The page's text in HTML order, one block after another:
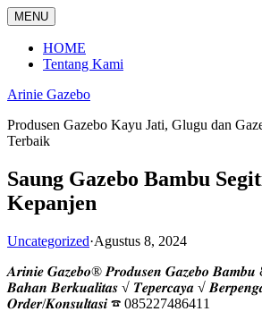
Langsung
ke
konten
MENU
HOME
Tentang Kami
Arinie Gazebo
Produsen Gazebo Kayu Jati, Glugu dan
Terbaik
Saung Gazebo Bambu
Kepanjen
Uncategorized·Agustus 8, 2024
𝑨𝒓𝒊𝒏𝒊𝒆 𝑮𝒂𝒛𝒆𝒃𝒐® 𝑷𝒓𝒐𝒅𝒖𝒔𝒆𝒏 𝑮𝒂𝒛𝒆𝒃𝒐 𝑩𝒂𝒎𝒃𝒖
𝑩𝒂𝒉𝒂𝒏 𝑩𝒆𝒓𝒌𝒖𝒂𝒍𝒊𝒕𝒂𝒔 √ 𝑻𝒆𝒑𝒆𝒓𝒄𝒂𝒚𝒂 √
𝑶𝒓𝒅𝒆𝒓/𝑲𝒐𝒏𝒔𝒖𝒍𝒕𝒂𝒔𝒊 ☎ 085227486411